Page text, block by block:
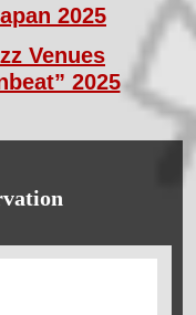
2025
Venues
2025